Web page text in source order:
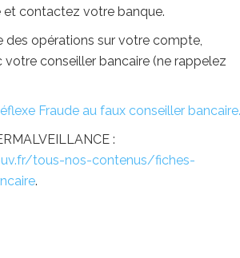
et contactez votre banque.
des opérations sur votre compte,
conseiller bancaire (ne rappelez
Fraude au faux conseiller bancaire.
:
tous-nos-contenus/fiches-
.